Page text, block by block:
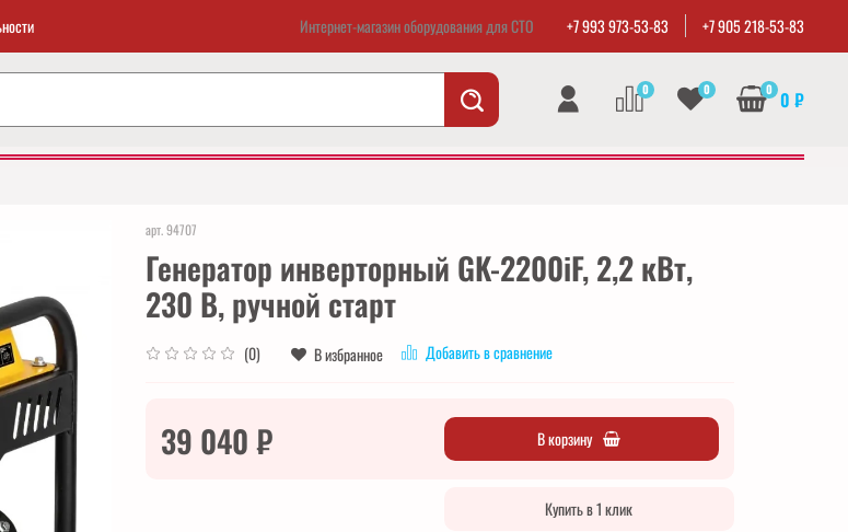
Интернет-магазин оборудования для СТО +7 993 973-53-83 +7 905 218-53-83
0 0 0 0 ₽
арт.94707
Генератор инверторный GK-2200iF, 2,2 кВт,
230 В, ручной старт
(0) В избранное Добавить в сравнение
39 040 ₽ В корзину
Купить в 1 клик